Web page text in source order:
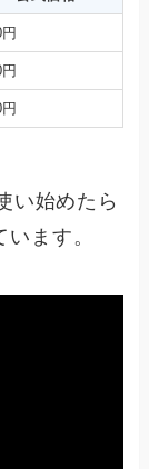
い始めたら
ます。